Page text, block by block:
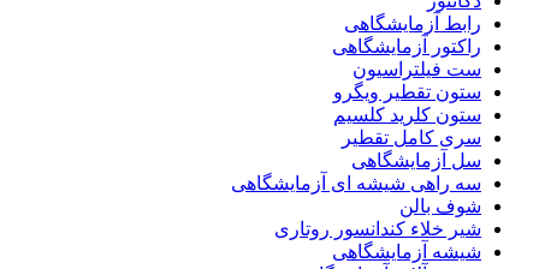
رابط آزمایشگاهی
راکتور آزمایشگاهی
ست فیلتراسیون
ستون تقطیر ویگرو
ستون کلرید کلسیم
سری کامل تقطیر
سل آزمایشگاهی
سه راهی شیشه ای آزمایشگاهی
شوف بالن
شیر خلاء کندانسور روتاری
شیشه آزمایشگاهی